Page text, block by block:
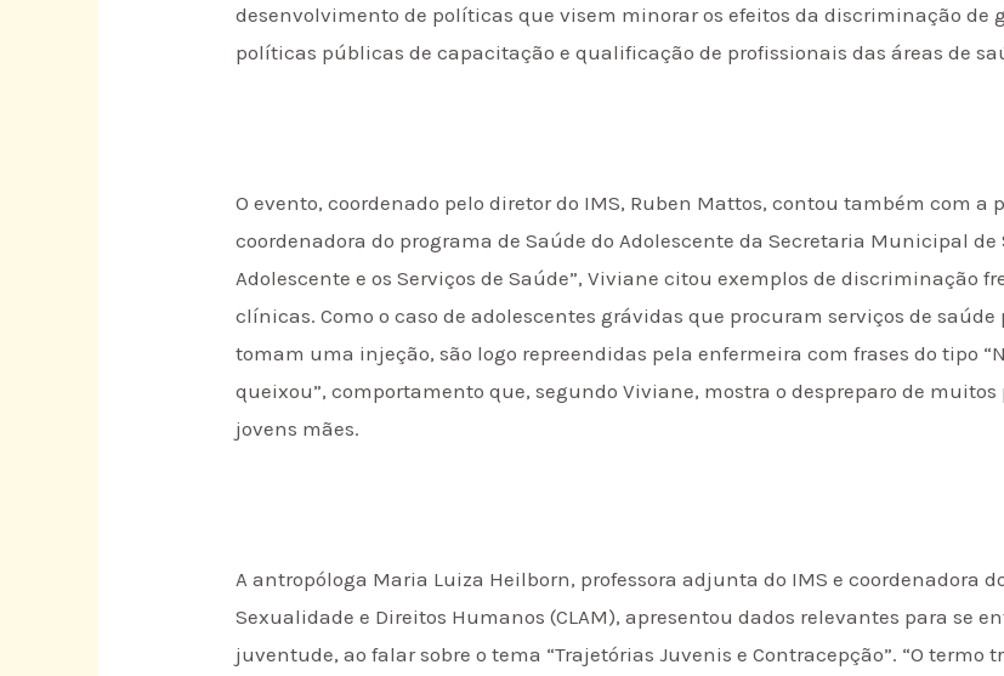
desenvolvimento de políticas que visem minorar os efeitos da discriminação de
políticas públicas de capacitação e qualificação de profissionais das áreas de
O evento, coordenado pelo diretor do IMS, Ruben Mattos, contou também com a
coordenadora do programa de Saúde do Adolescente da Secretaria Municipal de
Adolescente e os Serviços de Saúde”, Viviane citou exemplos de discriminação
clínicas. Como o caso de adolescentes grávidas que procuram serviços de
tomam uma injeção, são logo repreendidas pela enfermeira com frases do tipo
queixou”, comportamento que, segundo Viviane, mostra o despreparo de
jovens mães.
A antropóloga Maria Luiza Heilborn, professora adjunta do IMS e coordenadora
Sexualidade e Direitos Humanos (CLAM), apresentou dados relevantes para se
juventude, ao falar sobre o tema “Trajetórias Juvenis e Contracepção”. “O